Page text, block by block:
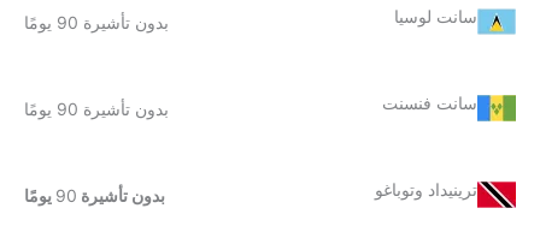
سانت لوسيا بدون تأشيرة 90 يومًا
سانت فنسنت بدون تأشيرة 90 يومًا
ترينيداد وتوباغو بدون تأشيرة 90يومًا